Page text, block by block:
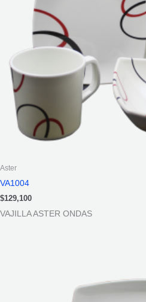
Aster
VA1004
$129,100
VAJILLA ASTER ONDAS